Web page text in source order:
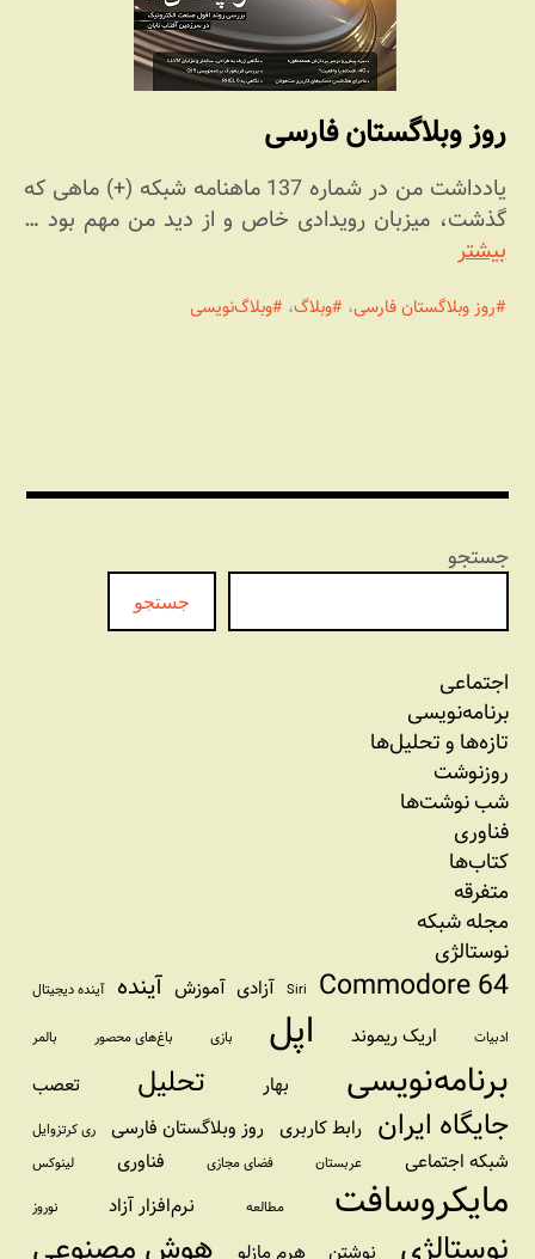
روز وبلاگستان فارسی
یادداشت من در شماره 137 ماهنامه شبکه (+) ماهی که
گذشت، میزبان رویدادی خاص و از دید من مهم بود …
بیشتر
روز وبلاگستان فارسی، وبلاگ، وبلاگ‌نویسی
جستجو
جستجو
اجتماعی
برنامه‏‌نویسی
تازه‌‌ها و تحلیل‌ها
روزنوشت
شب نوشت‌ها
فناوری
کتاب‌ها
متفرقه
مجله شبکه
نوستالژی
Commodore 64
Siri آزادی آموزش آینده آینده دیجیتال
ادبیات اریک ریموند اپل بازی باغ‌های محصور بالمر
برنامه‌نویسی بهار تحلیل تعصب
جایگاه ایران رابط کاربری روز وبلاگستان فارسی ری کرتزوایل
شبکه اجتماعی عربستان فضای مجازی فناوری لینوکس
مایکروسافت مطالعه نرم‌افزار آزاد نوروز
نوشتن هرم مازلو